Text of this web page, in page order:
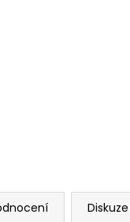
Diskuze